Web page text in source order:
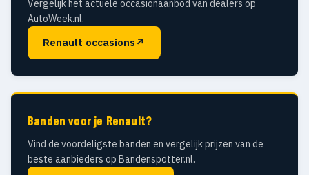
Vergelijk het actuele occasionaanbod van dealers op
AutoWeek.nl.
Renault occasions ↗
Banden voor je Renault?
Vind de voordeligste banden en vergelijk prijzen van de
beste aanbieders op Bandenspotter.nl.